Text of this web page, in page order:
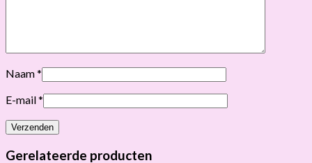
Naam*
E-mail*
Gerelateerde producten